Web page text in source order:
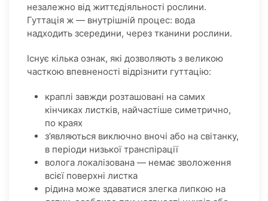
незалежно від життєдіяльності рослини.
Гуттація ж — внутрішній процес: вода
надходить зсередини, через тканини рослини.
Існує кілька ознак, які дозволяють з великою
часткою впевненості відрізнити гуттацію:
краплі завжди розташовані на самих
кінчиках листків, найчастіше симетрично,
по краях
з’являються виключно вночі або на світанку,
в періоди низької транспірації
волога локалізована — немає зволоження
всієї поверхні листка
рідина може здаватися злегка липкою на